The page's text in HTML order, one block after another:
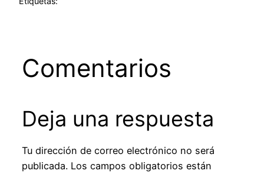
Comentarios
Deja una respuesta
Tu dirección de correo electrónico no será
publicada. Los campos obligatorios están